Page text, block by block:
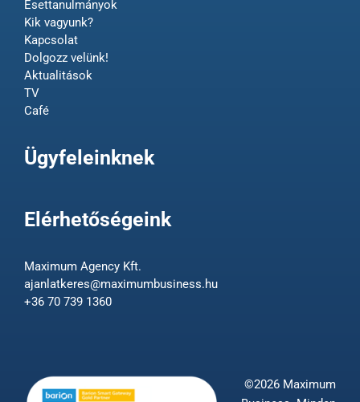
Esettanulmányok
Kik vagyunk?
Kapcsolat
Dolgozz velünk!
Aktualitások
TV
Café
Ügyfeleinknek
Elérhetőségeink
Maximum Agency Kft.
ajanlatkeres@maximumbusiness.hu
+36 70 739 1360
©2026 Maximum